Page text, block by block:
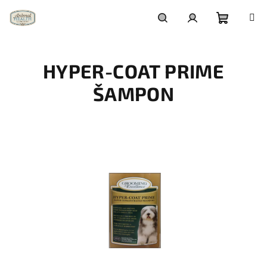
Inhalt
springen
HYPER-COAT PRIME
ŠAMPON